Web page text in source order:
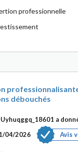
professionnelle
débouchés
a
04/2026
Avis